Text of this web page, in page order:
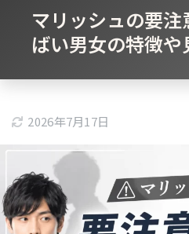
マリッシュの要
ばい男女の特徴
2026年7月17日